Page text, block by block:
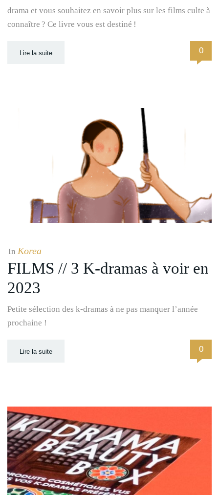
drama et vous souhaitez en savoir plus sur les films culte à
connaître ? Ce livre vous est destiné !
Lire la suite 0
In Korea
FILMS // 3 K-dramas à voir en
2023
Petite sélection des k-dramas à ne pas manquer l’année
prochaine !
Lire la suite 0